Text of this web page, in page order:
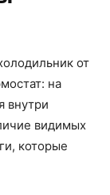
от
на
внутри
видимых
которые